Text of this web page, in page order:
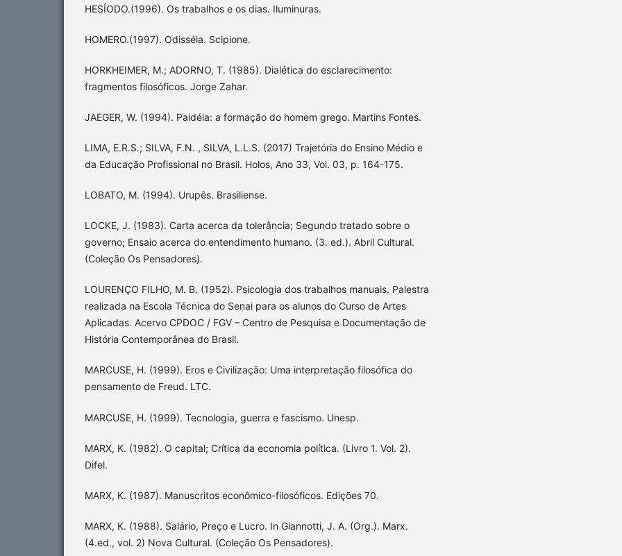
HESÍODO.(1996). Os trabalhos e os dias. Iluminuras.
HOMERO.(1997). Odisséia. Scipione.
HORKHEIMER, M.; ADORNO, T. (1985). Dialética do esclarecimento:
fragmentos filosóficos. Jorge Zahar.
JAEGER, W. (1994). Paidéia: a formação do homem grego. Martins Fontes.
LIMA, E.R.S.; SILVA, F.N. , SILVA, L.L.S. (2017) Trajetória do Ensino Médio e
da Educação Profissional no Brasil. Holos, Ano 33, Vol. 03, p. 164-175.
LOBATO, M. (1994). Urupês. Brasiliense.
LOCKE, J. (1983). Carta acerca da tolerância; Segundo tratado sobre o
governo; Ensaio acerca do entendimento humano. (3. ed.). Abril Cultural.
(Coleção Os Pensadores).
LOURENÇO FILHO, M. B. (1952). Psicologia dos trabalhos manuais. Palestra
realizada na Escola Técnica do Senai para os alunos do Curso de Artes
Aplicadas. Acervo CPDOC / FGV – Centro de Pesquisa e Documentação de
História Contemporânea do Brasil.
MARCUSE, H. (1999). Eros e Civilização: Uma interpretação filosófica do
pensamento de Freud. LTC.
MARCUSE, H. (1999). Tecnologia, guerra e fascismo. Unesp.
MARX, K. (1982). O capital; Crítica da economia política. (Livro 1. Vol. 2).
Difel.
MARX, K. (1987). Manuscritos econômico-filosóficos. Edições 70.
MARX, K. (1988). Salário, Preço e Lucro. In Giannotti, J. A. (Org.). Marx.
(4.ed., vol. 2) Nova Cultural. (Coleção Os Pensadores).